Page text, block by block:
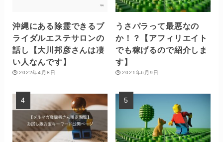
沖縄にある除霊できるブ
ライダルエステサロンの
話し【大川邦彦さんは凄
い人なんです】
2022年4月8日
うさパラって最悪なの
か！？【アフィリエイト
でも稼げるので紹介しま
す】
2021年6月9日